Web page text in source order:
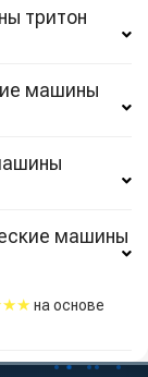
тритон
машины
машины
на основе